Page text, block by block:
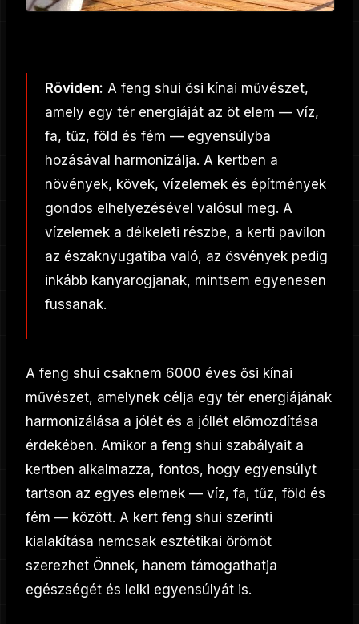
Röviden: A feng shui ősi kínai művészet,
amely egy tér energiáját az öt elem — víz,
fa, tűz, föld és fém — egyensúlyba
hozásával harmonizálja. A kertben a
növények, kövek, vízelemek és építmények
gondos elhelyezésével valósul meg. A
vízelemek a délkeleti részbe, a kerti pavilon
az északnyugatiba való, az ösvények pedig
inkább kanyarogjanak, mintsem egyenesen
fussanak.
A feng shui csaknem 6000 éves ősi kínai
művészet, amelynek célja egy tér energiájának
harmonizálása a jólét és a jóllét előmozdítása
érdekében. Amikor a feng shui szabályait a
kertben alkalmazza, fontos, hogy egyensúlyt
tartson az egyes elemek — víz, fa, tűz, föld és
fém — között. A kert feng shui szerinti
kialakítása nemcsak esztétikai örömöt
szerezhet Önnek, hanem támogathatja
egészségét és lelki egyensúlyát is.